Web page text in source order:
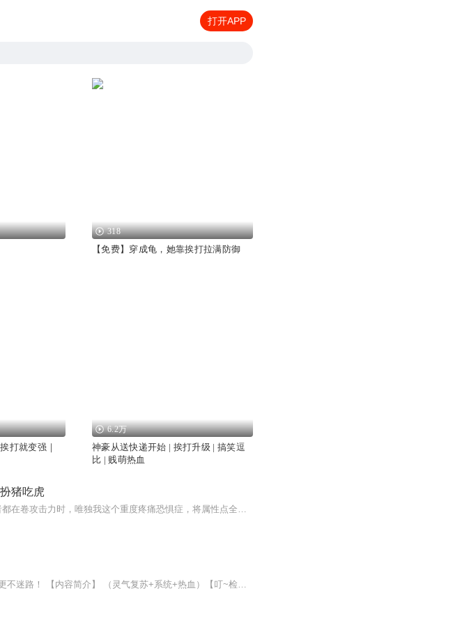
打开APP
318
【免费】穿成龟，她靠挨打拉满防御
打就变强｜
6.2万
神豪从送快递开始 | 挨打升级 | 搞笑逗
比 | 贱萌热血
猪吃虎
一觉醒来，我成了异界最狂野的移动堡垒。当那些穿越者都在卷攻击力时，唯独我这个重度疼痛恐惧症，将属性点全砸在护甲上。在灭世岩浆里泡澡疗愈，把上古禁咒当白噪音，开着钢铁巨兽碾压仙门，还收了只灭世凶兽当坐骑。那群活了万年的老怪物们天天凑头嘀咕...
稳定日更5集，不定期爆更，AI主播良心又迷人，订阅追更不迷路！ 【内容简介】 （灵气复苏+系统+热血）【叮~检测到觉力浓度超标，觉窍数量+1】史上最惨觉醒者李翔，在系统的帮助下拥有无限开启觉窍的可能，从此开启了新一代强者的传奇篇章！“什么？最...